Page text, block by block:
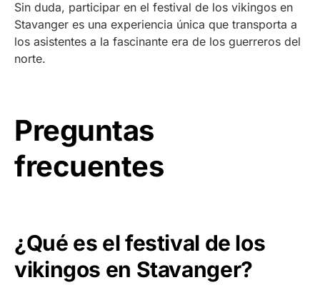
Sin duda, participar en el festival de los vikingos en
Stavanger es una experiencia única que transporta a
los asistentes a la fascinante era de los guerreros del
norte.
Preguntas
frecuentes
¿Qué es el festival de los
vikingos en Stavanger?